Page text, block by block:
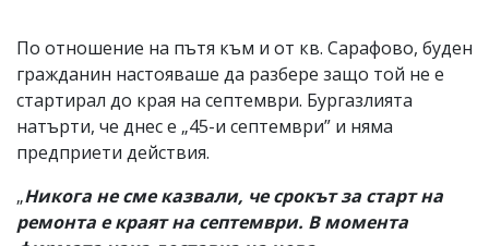
По отношение на пътя към и от кв. Сарафово, буден
гражданин настояваше да разбере защо той не е
стартирал до края на септември. Бургазлията
натърти, че днес е „45-и септември” и няма
предприети действия.
„Никога не сме казвали, че срокът за старт на
ремонта е краят на септември. В момента